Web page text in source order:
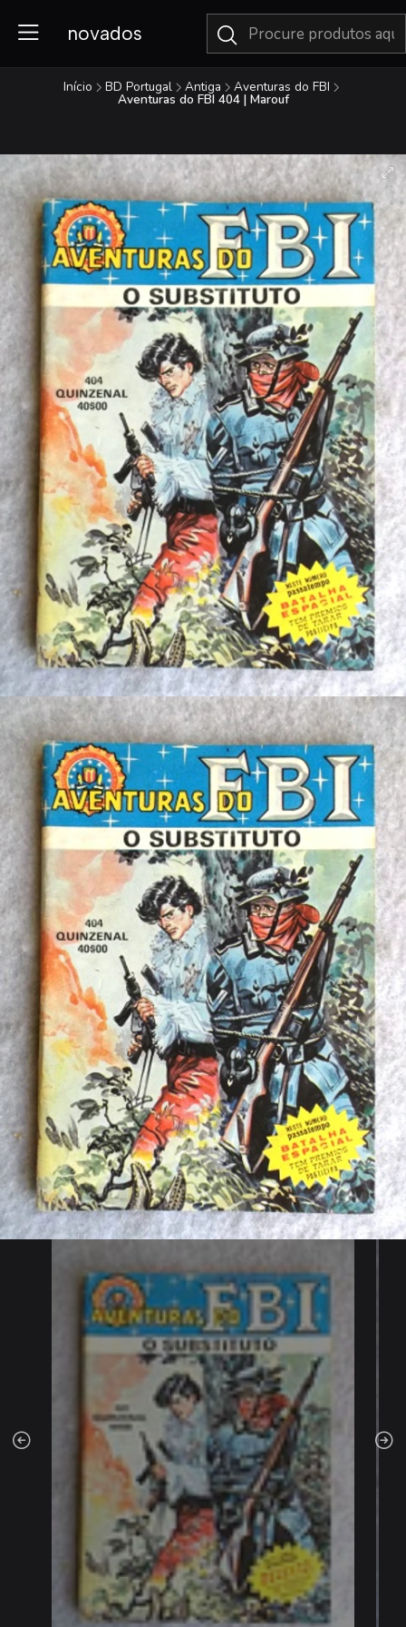
novados
Início BD Portugal Antiga Aventuras do FBI
Aventuras do FBI 404 | Marouf